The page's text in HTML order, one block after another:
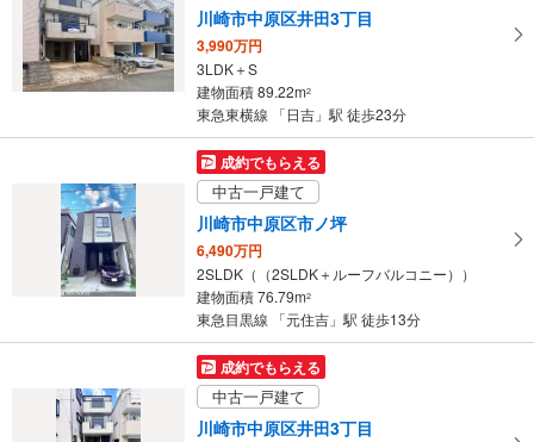
川崎市中原区井田3丁目
3,990万円
3LDK＋S
建物面積 89.22m2
東急東横線 「日吉」駅 徒歩23分
成約でもらえる
中古一戸建て
川崎市中原区市ノ坪
6,490万円
2SLDK（（2SLDK＋ルーフバルコニー））
建物面積 76.79m2
東急目黒線 「元住吉」駅 徒歩13分
成約でもらえる
中古一戸建て
川崎市中原区井田3丁目